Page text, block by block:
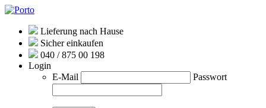
Lieferung nach Hause
Sicher einkaufen
040 / 875 00 198
Login
E-Mail
Passwort